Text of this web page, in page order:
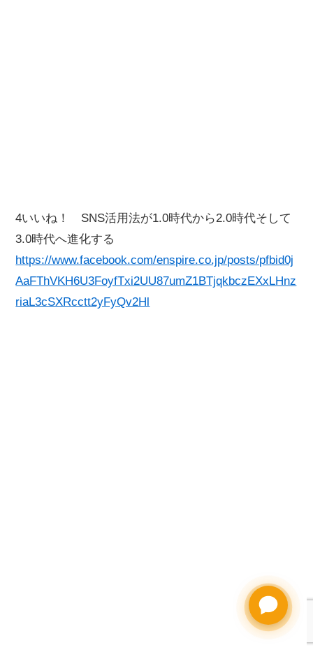
4いいね！ SNS活用法が1.0時代から2.0時代そして
3.0時代へ進化する
https://www.facebook.com/enspire.co.jp/posts/pfbid0j
AaFThVKH6U3FoyfTxi2UU87umZ1BTjqkbczEXxLHnz
riaL3cSXRcctt2yFyQv2Hl